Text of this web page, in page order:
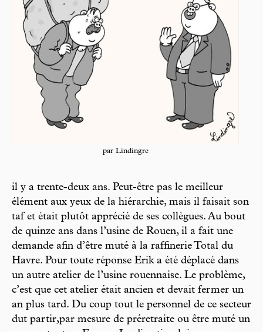
par Lindingre
il y a trente-deux ans. Peut-être pas le meilleur
élément aux yeux de la hiérarchie, mais il faisait son
taf et était plutôt apprécié de ses collègues. Au bout
de quinze ans dans l’usine de Rouen, il a fait une
demande afin d’être muté à la raffinerie Total du
Havre. Pour toute réponse Erik a été déplacé dans
un autre atelier de l’usine rouennaise. Le problème,
c’est que cet atelier était ancien et devait fermer un
an plus tard. Du coup tout le personnel de ce secteur
dut partir,par mesure de préretraite ou être muté un